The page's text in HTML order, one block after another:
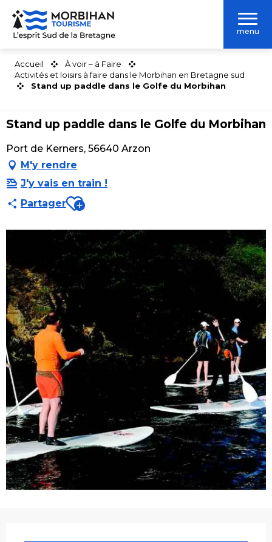
Aller
contenu
menu
Accueil
À voir – à Faire
Activités et loisirs à faire dans le Morbihan en Bretagne sud
Stand up paddle dans le Golfe du Morbihan
Stand up paddle dans le Golfe du Morbihan
Port de Kerners, 56640 Arzon
M'y rendre
J'y vais en train !
PartagerAjouter aux favoris